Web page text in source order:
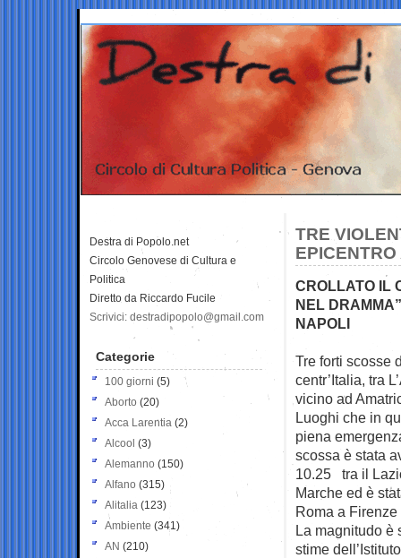
TRE
CROLLATO IL
NEL
NAPOLI
Tre forti scosse
centr’Italia, tra
vicino ad
Luoghi che in
piena
scossa è stata
10.25 tra il
Marche ed è
Roma a
La magnitudo è
stime
Destra di Popolo.net
Circolo Genovese di Cultura e
Politica
Diretto da Riccardo Fucile
Scrivici: destradipopolo@gmail.com
Categorie
100 giorni (5)
Aborto (20)
Acca Larentia (2)
Alcool (3)
Alemanno (150)
Alfano (315)
Alitalia (123)
Ambiente (341)
AN (210)